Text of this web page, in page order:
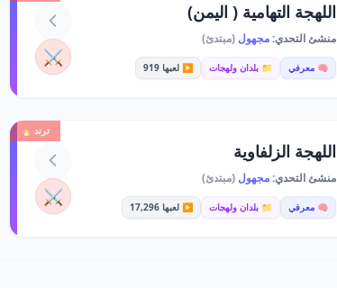
اللهجة التهامية ( اليمن)
منشئ التحدي:مجهول(مبتدئ)
🧠 معرفي 📁 بلدان ولهجات ▶️ لعبها 919 ⚔️
ترند 🔥
اللهجة الزلفاوية
منشئ التحدي:مجهول(مبتدئ)
🧠 معرفي 📁 بلدان ولهجات ▶️ لعبها 17,296 ⚔️